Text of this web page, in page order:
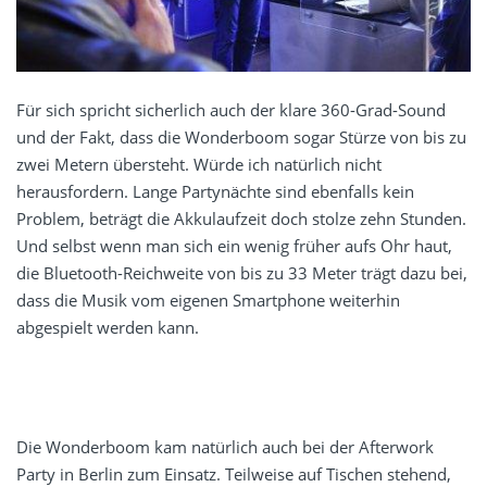
Für sich spricht sicherlich auch der klare 360-Grad-Sound
und der Fakt, dass die Wonderboom sogar Stürze von bis zu
zwei Metern übersteht. Würde ich natürlich nicht
herausfordern. Lange Partynächte sind ebenfalls kein
Problem, beträgt die Akkulaufzeit doch stolze zehn Stunden.
Und selbst wenn man sich ein wenig früher aufs Ohr haut,
die Bluetooth-Reichweite von bis zu 33 Meter trägt dazu bei,
dass die Musik vom eigenen Smartphone weiterhin
abgespielt werden kann.
Die Wonderboom kam natürlich auch bei der Afterwork
Party in Berlin zum Einsatz. Teilweise auf Tischen stehend,